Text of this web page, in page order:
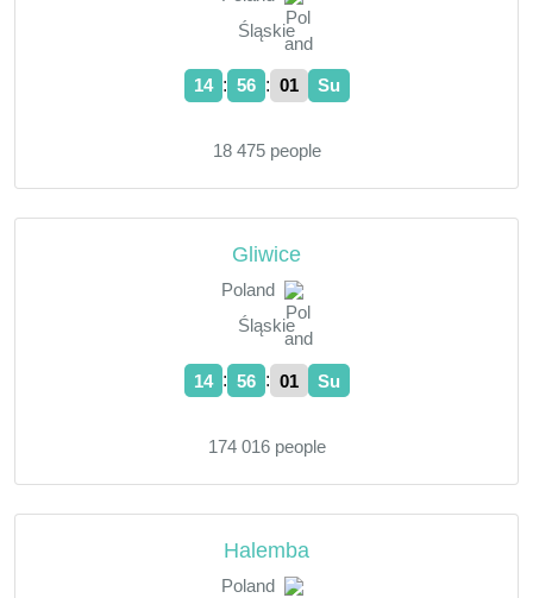
Śląskie
14 : 56 : 02 Su
18 475 people
Gliwice
Poland
Śląskie
14 : 56 : 02 Su
174 016 people
Halemba
Poland